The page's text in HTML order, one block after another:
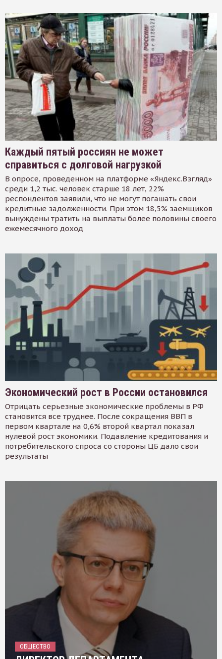
Каждый пятый россиян не может
справиться с долговой нагрузкой
В опросе, проведенном на платформе «Яндекс.Взгляд»
среди 1,2 тыс. человек старше 18 лет, 22%
респондентов заявили, что не могут погашать свои
кредитные задолженности. При этом 18,5% заемщиков
вынуждены тратить на выплаты более половины своего
ежемесячного доход
Экономический рост в России остановился
Отрицать серьезные экономические проблемы в РФ
становится все труднее. После сокращения ВВП в
первом квартале на 0,6% второй квартал показал
нулевой рост экономики. Подавление кредитования и
потребительского спроса со стороны ЦБ дало свои
результаты
ОБЩЕСТВО